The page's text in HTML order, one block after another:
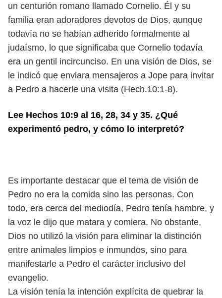
un centurión romano llamado Cornelio. Él y su
familia eran adoradores devotos de Dios, aunque
todavía no se habían adherido formalmente al
judaísmo, lo que significaba que Cornelio todavía
era un gentil incircunciso. En una visión de Dios, se
le indicó que enviara mensajeros a Jope para invitar
a Pedro a hacerle una visita (Hech.10:1-8).
Lee Hechos 10:9 al 16, 28, 34 y 35. ¿Qué
experimentó pedro, y cómo lo interpretó?
Es importante destacar que el tema de visión de
Pedro no era la comida sino las personas. Con
todo, era cerca del mediodía, Pedro tenía hambre, y
la voz le dijo que matara y comiera. No obstante,
Dios no utilizó la visión para eliminar la distinción
entre animales limpios e inmundos, sino para
manifestarle a Pedro el carácter inclusivo del
evangelio.
La visión tenía la intención explícita de quebrar la